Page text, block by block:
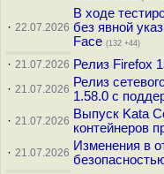
· 22.07.2026
В ходе
без явной
Face (132 +44)
· 21.07.2026 Релиз Firefox
· 21.07.2026 Релиз
1.58.0 с
· 21.07.2026 Выпуск Kata
контейнеров
· 21.07.2026 Изменения в